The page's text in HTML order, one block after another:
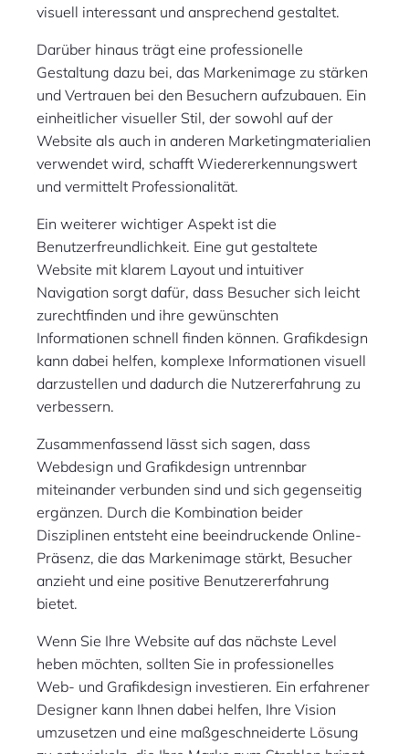
visuell interessant und ansprechend gestaltet.
Darüber hinaus trägt eine professionelle
Gestaltung dazu bei, das Markenimage zu stärken
und Vertrauen bei den Besuchern aufzubauen. Ein
einheitlicher visueller Stil, der sowohl auf der
Website als auch in anderen Marketingmaterialien
verwendet wird, schafft Wiedererkennungswert
und vermittelt Professionalität.
Ein weiterer wichtiger Aspekt ist die
Benutzerfreundlichkeit. Eine gut gestaltete
Website mit klarem Layout und intuitiver
Navigation sorgt dafür, dass Besucher sich leicht
zurechtfinden und ihre gewünschten
Informationen schnell finden können. Grafikdesign
kann dabei helfen, komplexe Informationen visuell
darzustellen und dadurch die Nutzererfahrung zu
verbessern.
Zusammenfassend lässt sich sagen, dass
Webdesign und Grafikdesign untrennbar
miteinander verbunden sind und sich gegenseitig
ergänzen. Durch die Kombination beider
Disziplinen entsteht eine beeindruckende Online-
Präsenz, die das Markenimage stärkt, Besucher
anzieht und eine positive Benutzererfahrung
bietet.
Wenn Sie Ihre Website auf das nächste Level
heben möchten, sollten Sie in professionelles
Web- und Grafikdesign investieren. Ein erfahrener
Designer kann Ihnen dabei helfen, Ihre Vision
umzusetzen und eine maßgeschneiderte Lösung